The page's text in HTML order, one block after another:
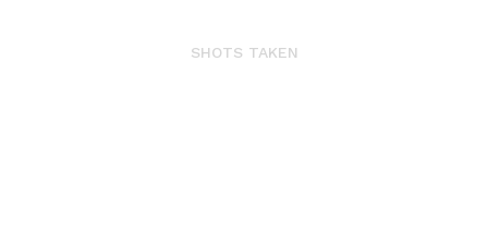
SHOTS TAKEN